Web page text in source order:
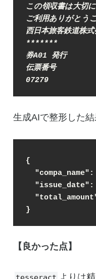
この領収書は大切
ご利用ありがとう
西日本旅客鉄道株
*******
券A01 発行
伝票番号
07279
生成AIで整形した結
{
"compa_name" :
"issue_date" :
}
【良かった点】
よりは